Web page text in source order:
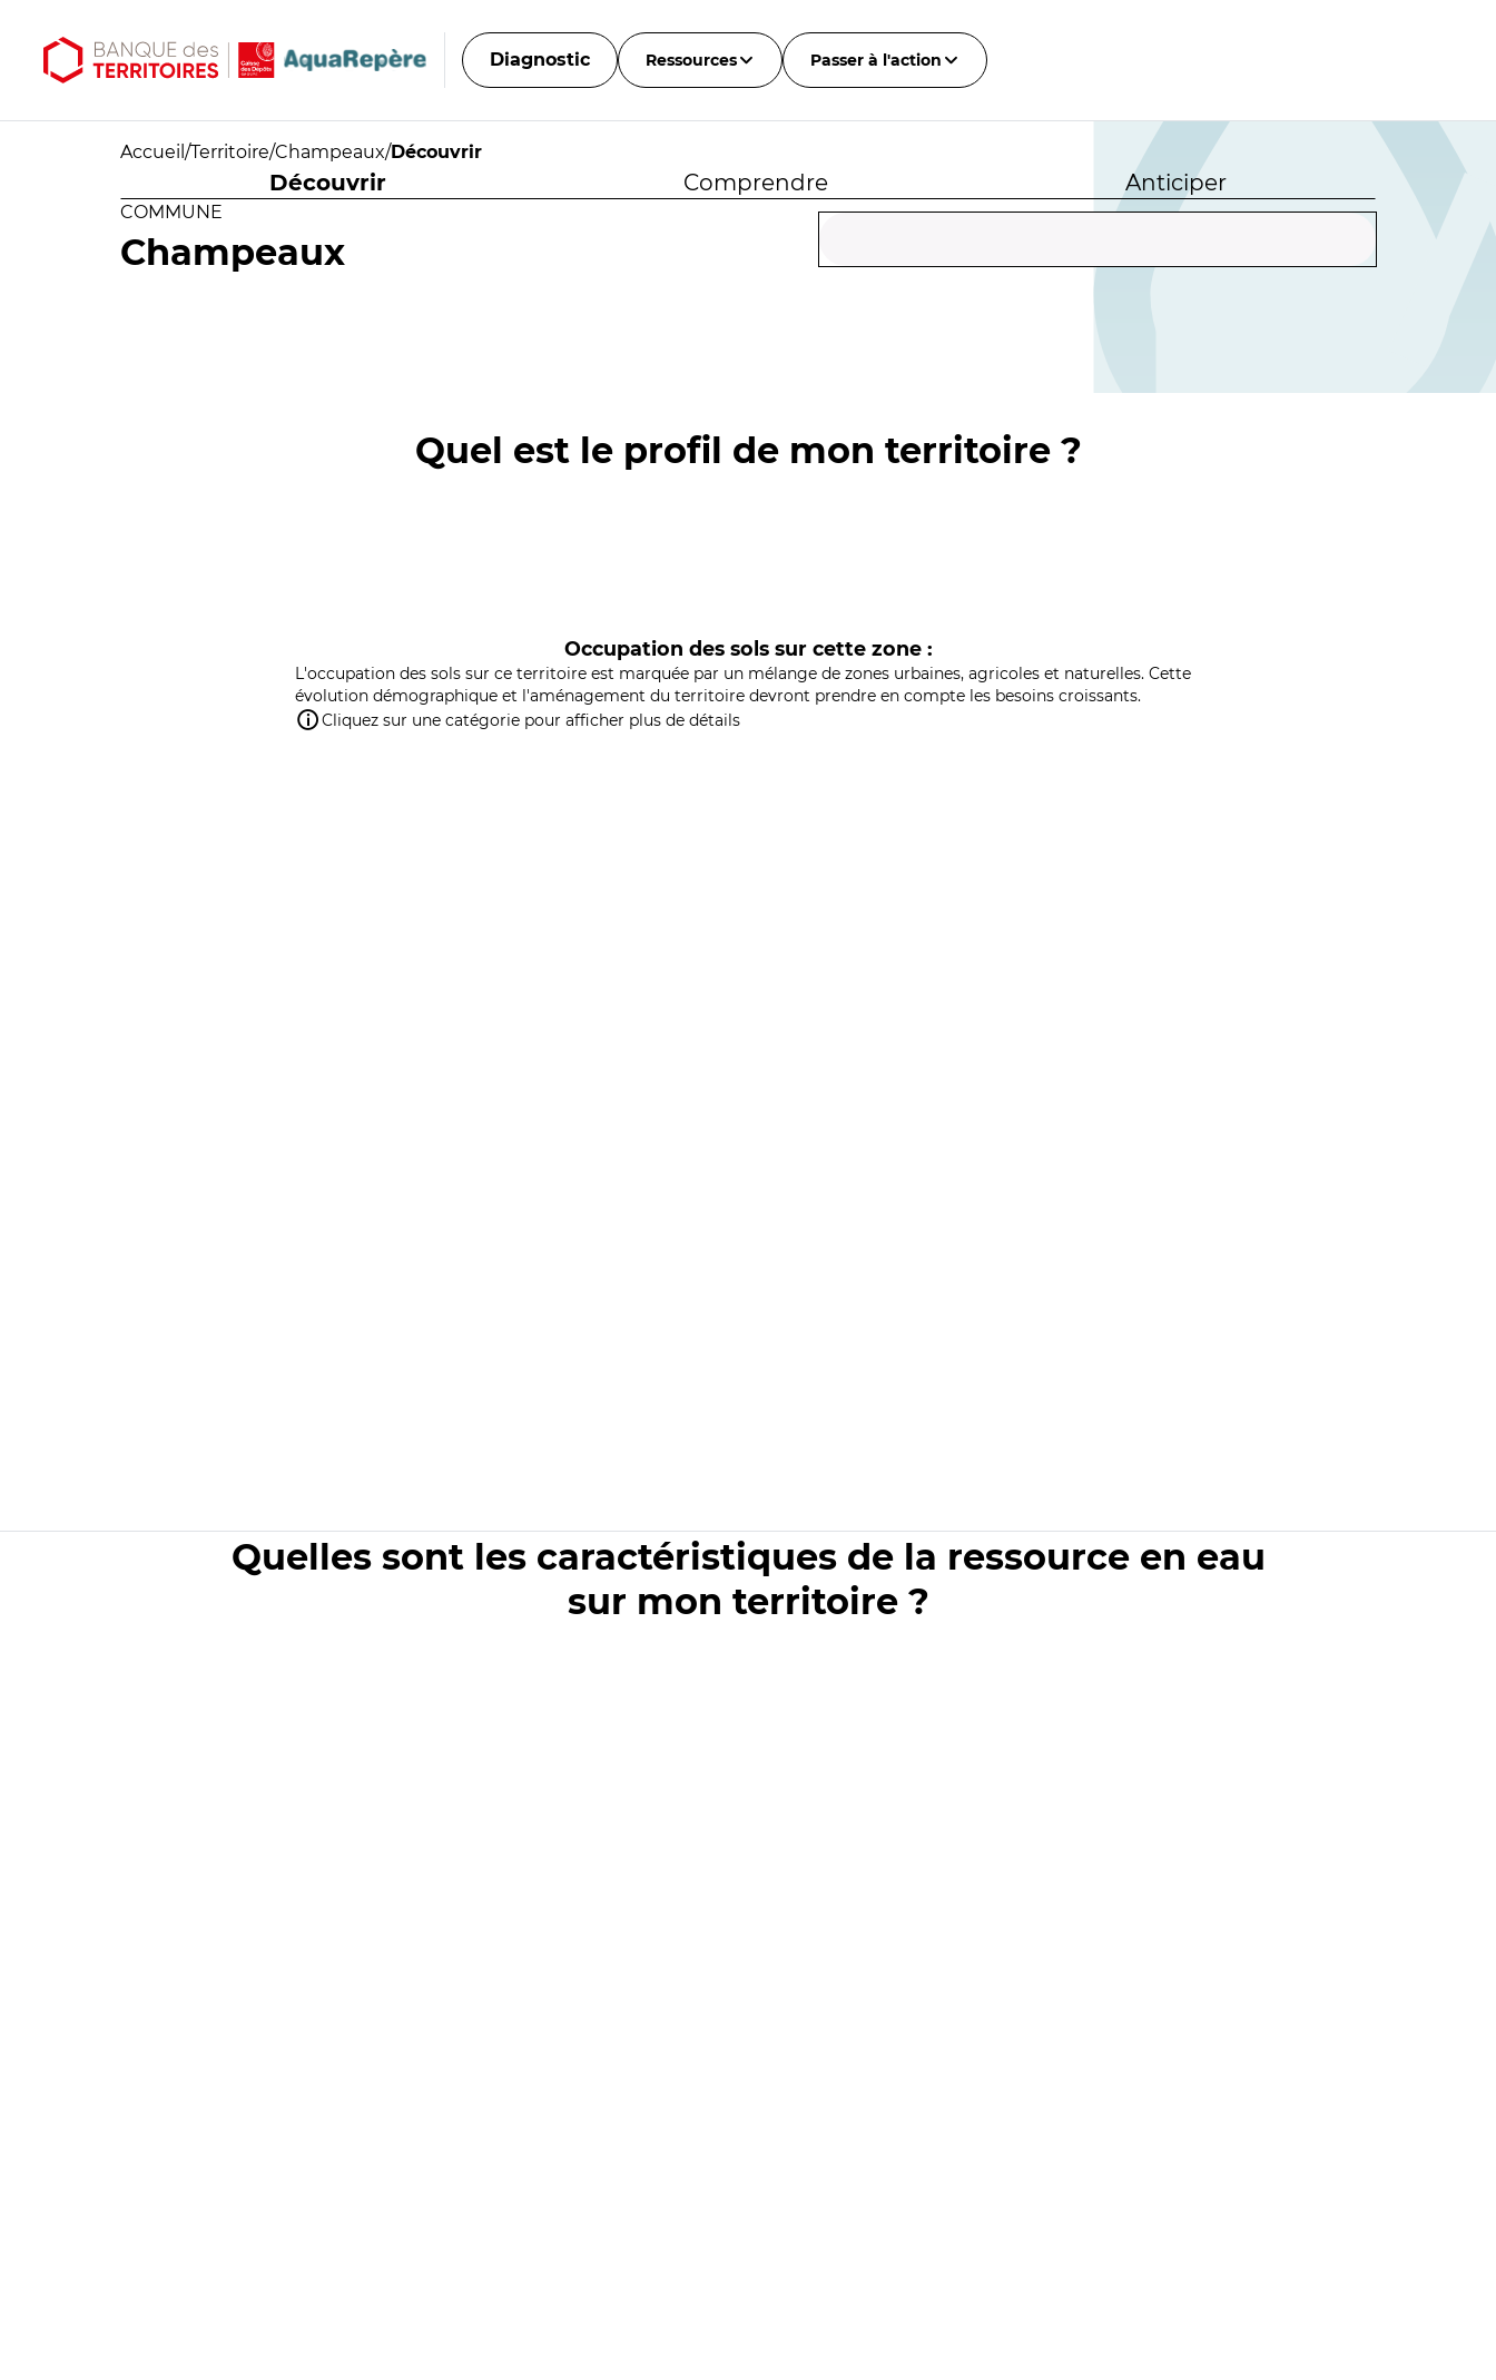
Diagnostic Ressources Passer à l'action
Accueil /Territoire/Champeaux/Découvrir
Découvrir Comprendre Anticiper
COMMUNE
Champeaux
Quel est le profil de mon territoire ?
Occupation des sols sur cette zone :
L'occupation des sols sur ce territoire est marquée par un mélange de zones urbaines, agricoles et naturelles. Cette
évolution démographique et l'aménagement du territoire devront prendre en compte les besoins croissants.
Cliquez sur une catégorie pour afficher plus de détails
Quelles sont les caractéristiques de la ressource en eau
sur mon territoire ?